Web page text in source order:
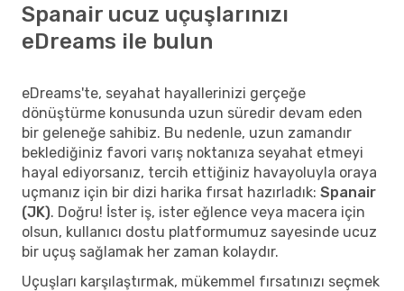
Spanair ucuz uçuşlarınızı
eDreams ile bulun
eDreams'te, seyahat hayallerinizi gerçeğe
dönüştürme konusunda uzun süredir devam eden
bir geleneğe sahibiz. Bu nedenle, uzun zamandır
beklediğiniz favori varış noktanıza seyahat etmeyi
hayal ediyorsanız, tercih ettiğiniz havayoluyla oraya
uçmanız için bir dizi harika fırsat hazırladık: Spanair
(JK). Doğru! İster iş, ister eğlence veya macera için
olsun, kullanıcı dostu platformumuz sayesinde ucuz
bir uçuş sağlamak her zaman kolaydır.
Uçuşları karşılaştırmak, mükemmel fırsatınızı seçmek